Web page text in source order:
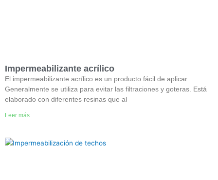
Impermeabilizante acrílico
El impermeabilizante acrílico es un producto fácil de aplicar.
Generalmente se utiliza para evitar las filtraciones y goteras. Está
elaborado con diferentes resinas que al
Leer más